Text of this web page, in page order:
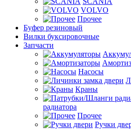
VOLVO
Прочее
Буфер резиновый
Вилки буксировочные
Запчасти
Насосы
Краны
радиатора
Прочее
Ручки